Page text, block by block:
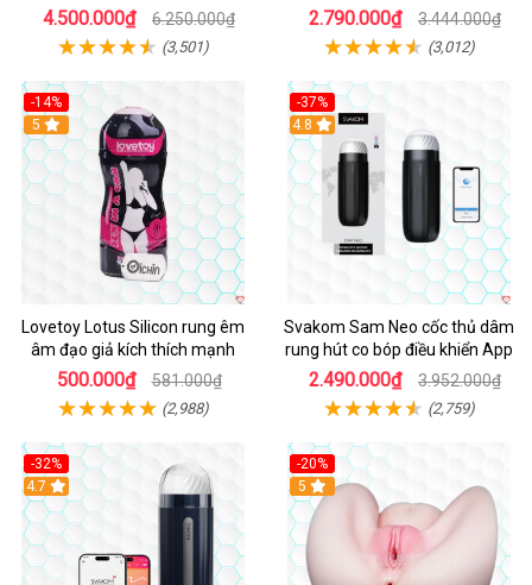
4.500.000₫ 6.250.000₫
(3,501)
2.790.000₫ 3.444.000₫
(3,012)
-14%
Hot
5
Lovetoy Lotus Silicon rung êm
âm đạo giả kích thích mạnh
500.000₫ 581.000₫
(2,988)
-37%
4.8
Svakom Sam Neo cốc thủ dâm
rung hút co bóp điều khiển App
2.490.000₫ 3.952.000₫
(2,759)
-32%
Hot
4.7
-20%
Hot
5